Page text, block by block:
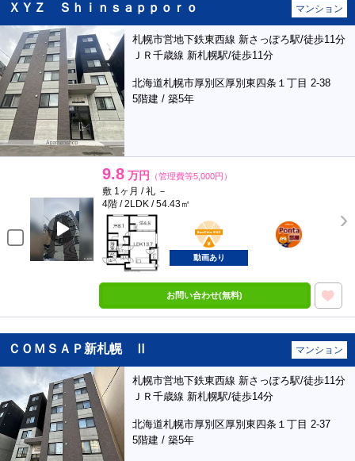
ＸＹＺ Ｓｈｉｎｓａｐｐｏｒｏ マンション
札幌市営地下鉄東西線 新さっぽろ駅/徒歩11分
ＪＲ千歳線 新札幌駅/徒歩11分
北海道札幌市厚別区厚別東四条１丁目 2-38
5階建 / 築5年
9.8 万円 （管理費等5,000円）
敷 1ヶ月 / 礼 －
4階 / 2LDK / 54.43㎡
BunChinPAY
ポンタ
部屋
動画あり
お問い合わせ(無料)
ＣＯＭＳＡＰ新札幌 Ⅱ マンション
札幌市営地下鉄東西線 新さっぽろ駅/徒歩11分
ＪＲ千歳線 新札幌駅/徒歩14分
北海道札幌市厚別区厚別東四条１丁目 2-37
5階建 / 築5年